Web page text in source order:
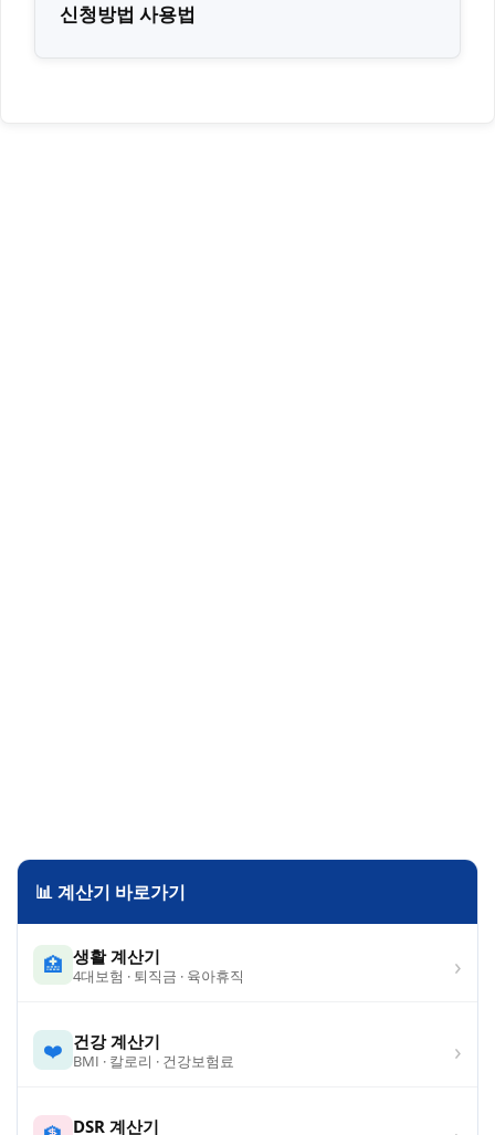
신청방법 사용법
📊 계산기 바로가기
🏥 생활 계산기
4대보험 · 퇴직금 · 육아휴직 ›
❤️ 건강 계산기
BMI · 칼로리 · 건강보험료 ›
DSR 계산기